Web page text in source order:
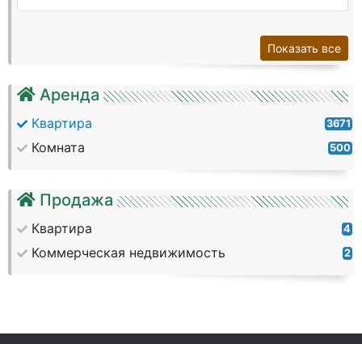
Аренда
Квартира 3671
Комната 500
Продажа
Квартира 4
Коммерческая недвижимость 2
Показать все